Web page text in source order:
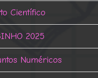
Científico
2025
Numéricos